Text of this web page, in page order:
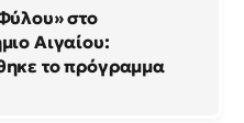
στο
Αιγαίου:
το πρόγραμμα